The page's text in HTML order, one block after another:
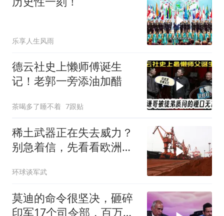
乐享人生风雨
德云社史上懒师傅诞生
记！老郭一旁添油加醋
茶喝多了睡不着 7跟贴
稀土武器正在失去威力？
别急着信，先看看欧洲军
环球谈军武
莫迪的命令很坚决，砸碎
印军17个司令部，百万印